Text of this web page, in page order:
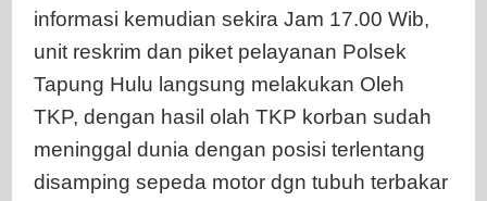
informasi kemudian sekira Jam 17.00 Wib,
unit reskrim dan piket pelayanan Polsek
Tapung Hulu langsung melakukan Oleh
TKP, dengan hasil olah TKP korban sudah
meninggal dunia dengan posisi terlentang
disamping sepeda motor dgn tubuh terbakar